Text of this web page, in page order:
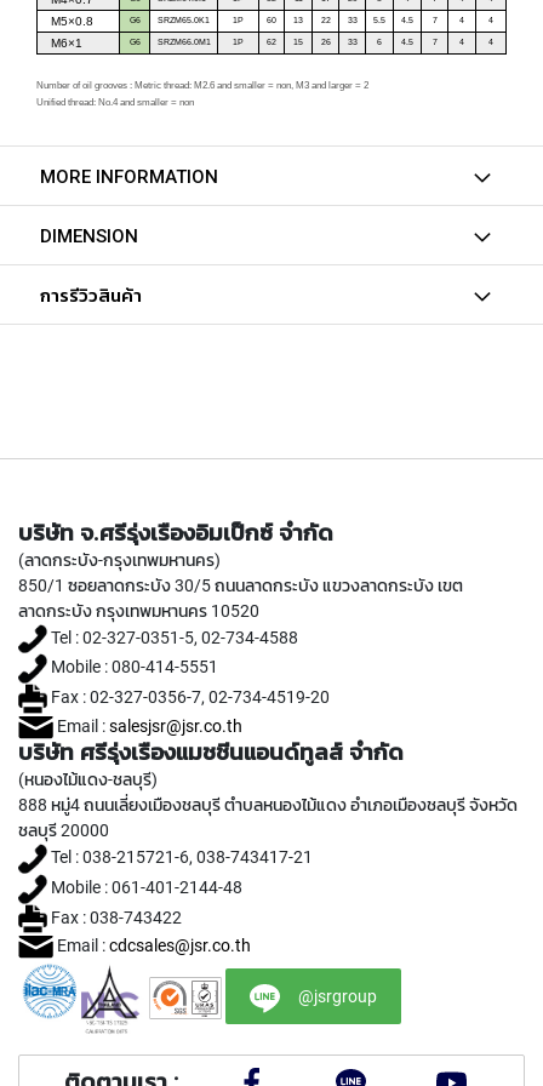
r
o
g
h
o
l
e
)
P
I
U
D
T
A
P
(
F
O
R
G
E
N
E
R
A
L
U
R
P
O
S
M5×0.8 G6 SRZM65.0K1 1P 60 13 22 33 5.5 4.5 7 4 4
M6×1 G6 SRZM66.0M1 1P 62 15 26 33 6 4.5 7 4 4
Number of oil grooves : Metric thread: M2.6 and smaller = non, M3 and larger = 2
Unified thread: No. 4 and smaller = non
MORE INFORMATION
DIMENSION
การรีวิวสินค้า
บริษัท จ.ศรีรุ่งเรืองอิมเป็กซ์ จำกัด
(ลาดกระบัง-กรุงเทพมหานคร)
850/1 ซอยลาดกระบัง 30/5 ถนนลาดกระบัง แขวงลาดกระบัง เขต
ลาดกระบัง กรุงเทพมหานคร 10520
Tel : 02-327-0351-5, 02-734-4588
Mobile : 080-414-5551
Fax : 02-327-0356-7, 02-734-4519-20
Email :salesjsr@jsr.co.th
บริษัท ศรีรุ่งเรืองแมชชีนแอนด์ทูลส์ จำกัด
(หนองไม้แดง-ชลบุรี)
888 หมู่4 ถนนเลี่ยงเมืองชลบุรี ตำบลหนองไม้แดง อำเภอเมืองชลบุรี จังหวัด
ชลบุรี 20000
Tel : 038-215721-6, 038-743417-21
Mobile : 061-401-2144-48
Fax : 038-743422
Email :cdcsales@jsr.co.th
@jsrgroup